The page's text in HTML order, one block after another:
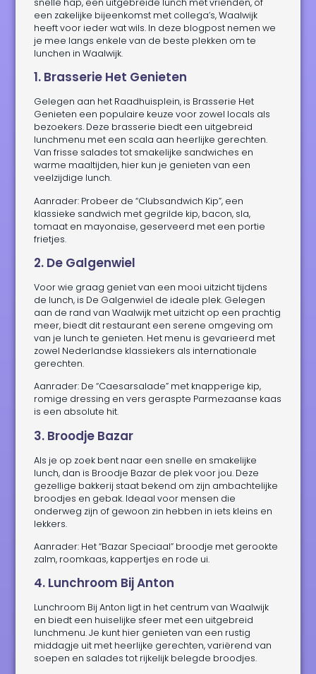
een zakelijke bijeenkomst met collega’s, Waalwijk
heeft voor ieder wat wils. In deze blogpost nemen we
je mee langs enkele van de beste plekken om te
lunchen in Waalwijk.
1. Brasserie Het Genieten
Gelegen aan het Raadhuisplein, is Brasserie Het
Genieten een populaire keuze voor zowel locals als
bezoekers. Deze brasserie biedt een uitgebreid
lunchmenu met een scala aan heerlijke gerechten.
Van frisse salades tot smakelijke sandwiches en
warme maaltijden, hier kun je genieten van een
veelzijdige lunch.
Aanrader: Probeer de “Clubsandwich Kip”, een
klassieke sandwich met gegrilde kip, bacon, sla,
tomaat en mayonaise, geserveerd met een portie
frietjes.
2. De Galgenwiel
Voor wie graag geniet van een mooi uitzicht tijdens
de lunch, is De Galgenwiel de ideale plek. Gelegen
aan de rand van Waalwijk met uitzicht op een prachtig
meer, biedt dit restaurant een serene omgeving om
van je lunch te genieten. Het menu is gevarieerd met
zowel Nederlandse klassiekers als internationale
gerechten.
Aanrader: De “Caesarsalade” met knapperige kip,
romige dressing en vers geraspte Parmezaanse kaas
is een absolute hit.
3. Broodje Bazar
Als je op zoek bent naar een snelle en smakelijke
lunch, dan is Broodje Bazar de plek voor jou. Deze
gezellige bakkerij staat bekend om zijn ambachtelijke
broodjes en gebak. Ideaal voor mensen die
onderweg zijn of gewoon zin hebben in iets kleins en
lekkers.
Aanrader: Het “Bazar Speciaal” broodje met gerookte
zalm, roomkaas, kappertjes en rode ui.
4. Lunchroom Bij Anton
Lunchroom Bij Anton ligt in het centrum van Waalwijk
en biedt een huiselijke sfeer met een uitgebreid
lunchmenu. Je kunt hier genieten van een rustig
middagje uit met heerlijke gerechten, variërend van
soepen en salades tot rijkelijk belegde broodjes.